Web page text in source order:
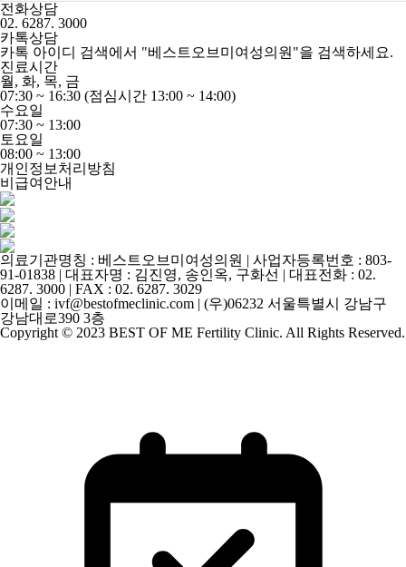
전화상담
02. 6287. 3000
카톡상담
카톡 아이디 검색에서 "베스트오브미여성의원"을 검색하세요.
진료시간
월, 화, 목, 금
07:30 ~ 16:30 (점심시간 13:00 ~ 14:00)
수요일
07:30 ~ 13:00
토요일
08:00 ~ 13:00
개인정보처리방침
비급여안내
의료기관명칭 : 베스트오브미여성의원 | 사업자등록번호 : 803-
91-01838 | 대표자명 : 김진영, 송인옥, 구화선 | 대표전화 : 02.
6287. 3000 | FAX : 02. 6287. 3029
이메일 : ivf@bestofmeclinic.com | (우)06232 서울특별시 강남구
강남대로390 3층
Copyright © 2023 BEST OF ME Fertility Clinic. All Rights Reserved.